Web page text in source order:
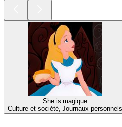
She is magique
Culture et société, Journaux personnels